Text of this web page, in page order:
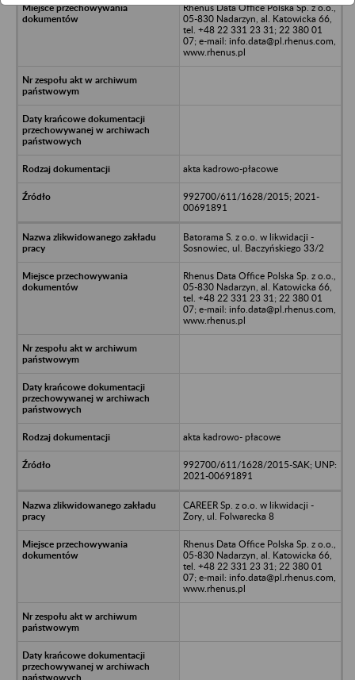
Rhenus Data Office Polska Sp. z o.o.,
05-830 Nadarzyn, al. Katowicka 66,
tel. +48 22 331 23 31; 22 380 01
07; e-mail: info.data@pl.rhenus.com,
www.rhenus.pl
akta kadrowo-płacowe
992700/611/1628/2015; 2021-
00691891
Batorama S. z o.o. w likwidacji -
Sosnowiec, ul. Baczyńskiego 33/2
Rhenus Data Office Polska Sp. z o.o.,
05-830 Nadarzyn, al. Katowicka 66,
tel. +48 22 331 23 31; 22 380 01
07; e-mail: info.data@pl.rhenus.com,
www.rhenus.pl
akta kadrowo- płacowe
992700/611/1628/2015-SAK; UNP:
2021-00691891
CAREER Sp. z o.o. w likwidacji -
Żory, ul. Folwarecka 8
Rhenus Data Office Polska Sp. z o.o.,
05-830 Nadarzyn, al. Katowicka 66,
tel. +48 22 331 23 31; 22 380 01
07; e-mail: info.data@pl.rhenus.com,
www.rhenus.pl